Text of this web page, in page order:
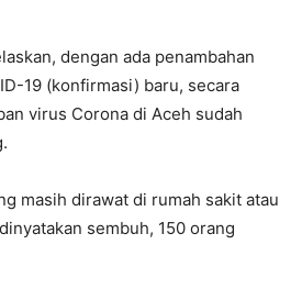
dengan ada penambahan
19 (konfirmasi) baru, secara
virus Corona di Aceh sudah
masih dirawat di rumah sakit atau
sembuh, 150 orang